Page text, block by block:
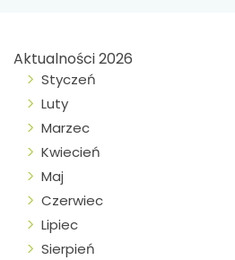
Aktualności 2026
Styczeń
Luty
Marzec
Kwiecień
Maj
Czerwiec
Lipiec
Sierpień